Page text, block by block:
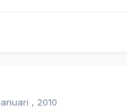
, 2010